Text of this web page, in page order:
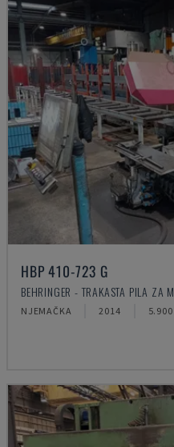
HBP 410-723 G
BEHRINGER - TRAKASTA PILA ZA
NJEMAČKA 2014 5.900